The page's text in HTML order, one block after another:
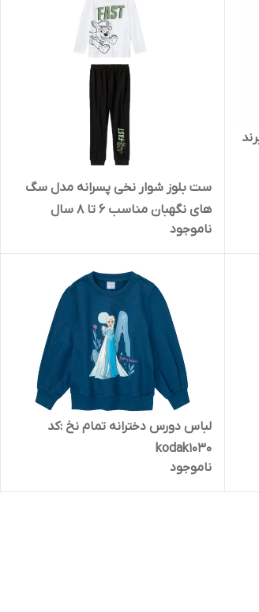
ست بلوز شوار نخی پسرانه مدل سگ
های نگهبان مناسب 6 تا 8 سال
kd1003
ناموجود
لباس دورس دخترانه تمام نخ :کد
kodak1030
ناموجود